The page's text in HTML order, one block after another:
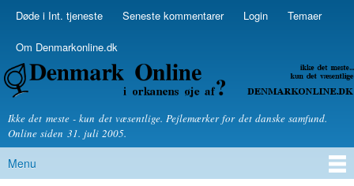
Skip to
Secondary menu
Døde i Int. tjeneste Seneste kommentarer Login Temaer
Om Denmarkonline.dk
Denmarkonline.dk - blognyheder om politik
Ikke det meste - kun det væsentlige. Pejlemærker for det danske samfund.
Online siden 31. juli 2005.
Main menu
Menu